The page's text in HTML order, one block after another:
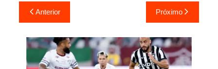
Navegação
de
Post
Anterior Próximo